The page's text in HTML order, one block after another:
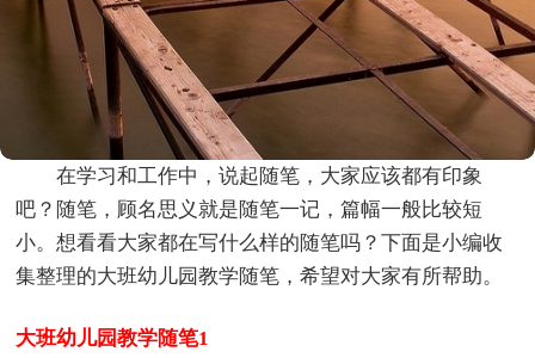
在学习和工作中，说起随笔，大家应该都有印象
吧？随笔，顾名思义就是随笔一记，篇幅一般比较短
小。想看看大家都在写什么样的随笔吗？下面是小编收
集整理的大班幼儿园教学随笔，希望对大家有所帮助。
大班幼儿园教学随笔1